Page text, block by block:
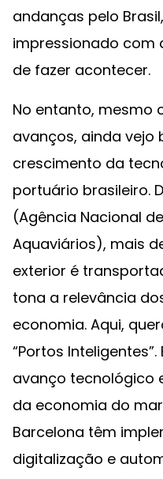
andanças pelo
impressionado com
de fazer acontecer.
No entanto, mesmo
avanços, ainda
crescimento da
portuário brasileiro.
(Agência Nacional
Aquaviários), mais
exterior é
tona a relevância
economia. Aqui,
“Portos
avanço tecnológico
da economia do
Barcelona têm
digitalização e